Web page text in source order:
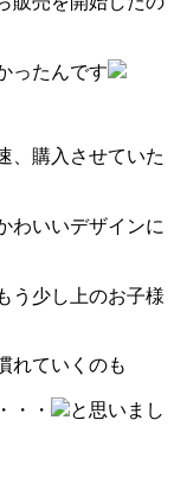
ったんです
、購入させていた
わいいデザインに
う少し上のお子様
れていくのも
・・
と思いまし